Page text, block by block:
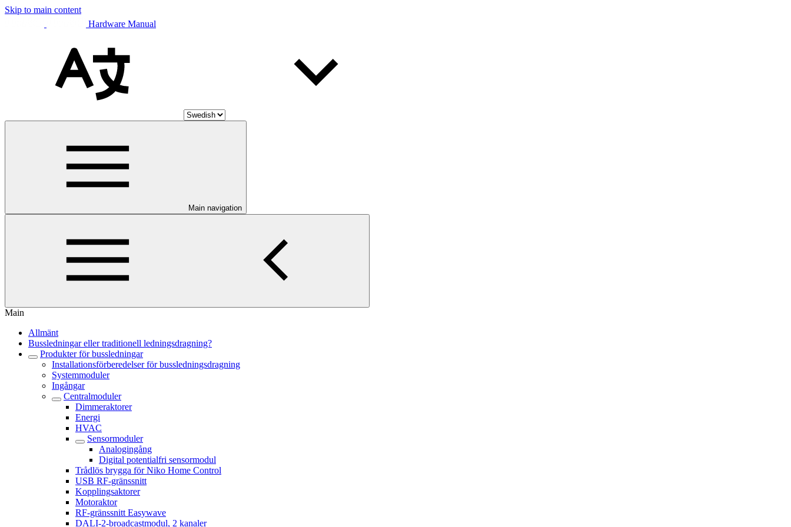
Skip to main content
Hardware Manual
Main navigation
Main
Allmänt
Bussledningar eller traditionell ledningsdragning?
Produkter för bussledningar
Installationsförberedelser för bussledningsdragning
Systemmoduler
Ingångar
Centralmoduler
Dimmeraktorer
Energi
HVAC
Sensormoduler
Analogingång
Digital potentialfri sensormodul
Trådlös brygga för Niko Home Control
USB RF-gränssnitt
Kopplingsaktorer
Motoraktor
RF-gränssnitt Easywave
DALI-2-broadcastmodul, 2 kanaler